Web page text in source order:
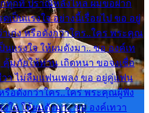
ทุกที่ ปราณีหลั่งไหล ผมขอฝาก
เป็นแรงใจ อย่างนี้เรื่อยไป ขอ อยู่
เก่ง หรือดังกว่าใคร..ใคร พระคุณ
นแรงใจ ให้ผมดังมา.. ขอ องค์เท
มภัยให้ท่าน เถิดหนา ขอจงเชื่อ
วา ไม่ลืมแฟนเพลง ขอ อยู่คู่แฟน
หรือดังกว่าใคร..ใคร พระคุณผู้ฟัง
ใจ ให้ผมดังมา.. ขอ องค์เทวา